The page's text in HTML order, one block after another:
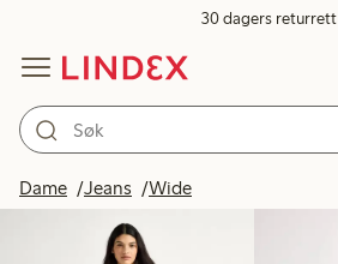
30 dagers returrett
Dame Jeans Wide